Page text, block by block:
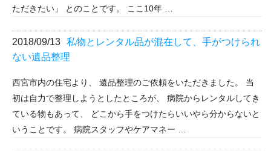
ただきたい」 とのことです。 ここ10年 …
2018/09/13 私物とレンタル品が混在して、手がつけられ
ない遺品整理
西宮市内の住宅より、 遺品整理のご依頼をいただきました。 当
初は自力で整理しようとしたところが、 病院からレンタルしてき
ている物もあって、 どこから手をつけたらいいやら分からないと
いうことです。 病院スタッフやケアマネー …